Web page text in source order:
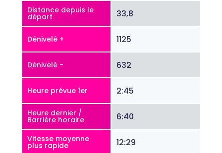
Distance depuis le
départ 33,8
Dénivelé + 1125
Dénivelé - 632
Heure prévue 1er 2:45
Heure dernier /
Barrière horaire 6:40
Vitesse moyenne
plus rapide 12:29